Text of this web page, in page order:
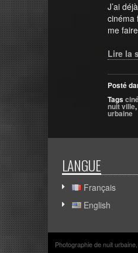
J’ai
cinéma
me
Lire la
Posté
Tags
nuit ville,
urbaine
LANGUE
Français
English
Photographie de nuit